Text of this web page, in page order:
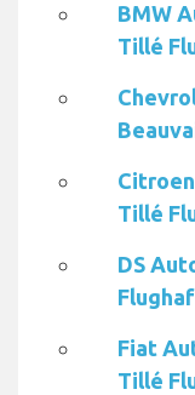
BMW
Tillé
Tillé
DS
Fiat
Tillé